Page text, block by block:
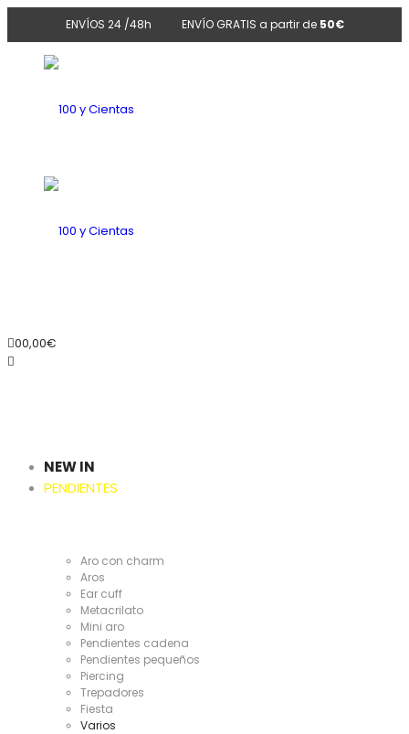
ENVÍOS 24 /48h ENVÍO GRATIS a partir de 50€
100
Cientas
00,00€
NEW IN
PENDIENTES
Aro con charm
Aros
Ear cuff
Metacrilato
Mini aro
Pendientes cadena
Pendientes pequeños
Piercing
Trepadores
Fiesta
Varios